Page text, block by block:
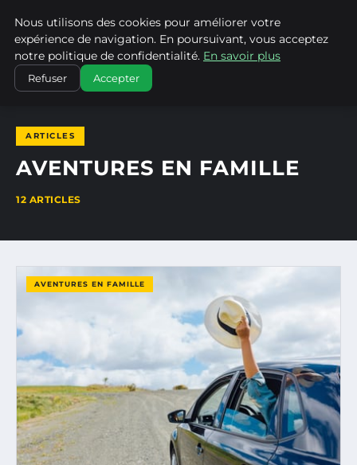
NATURE EN LORRAINE
ACCUEIL AVENTURES EN FAMILLE
ARTICLES
AVENTURES EN FAMILLE
12 ARTICLES
AVENTURES EN FAMILLE
Nous utilisons des cookies pour améliorer votre
expérience de navigation. En poursuivant, vous acceptez
notre politique de confidentialité. En savoir plus
Refuser Accepter